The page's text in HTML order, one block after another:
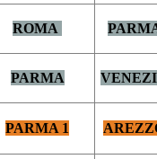
ROMA
PARMA
PARMA 1